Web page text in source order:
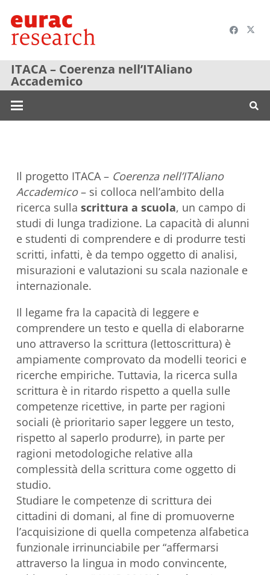
ITACA – Coerenza nell’ITAliano
Accademico
Il progetto ITACA – Coerenza nell’ITAliano
Accademico– si colloca nell’ambito della
ricerca sulla scrittura a scuola, un campo di
studi di lunga tradizione. La capacità di alunni
e studenti di comprendere e di produrre testi
scritti, infatti, è da tempo oggetto di analisi,
misurazioni e valutazioni su scala nazionale e
internazionale.
Il legame fra la capacità di leggere e
comprendere un testo e quella di elaborarne
uno attraverso la scrittura (lettoscrittura) è
ampiamente comprovato da modelli teorici e
ricerche empiriche. Tuttavia, la ricerca sulla
scrittura è in ritardo rispetto a quella sulle
competenze ricettive, in parte per ragioni
sociali (è prioritario saper leggere un testo,
rispetto al saperlo produrre), in parte per
ragioni metodologiche relative alla
complessità della scrittura come oggetto di
studio.
Studiare le competenze di scrittura dei
cittadini di domani, al fine di promuoverne
l’acquisizione di quella competenza alfabetica
funzionale irrinunciabile per “affermarsi
attraverso la lingua in modo convincente,